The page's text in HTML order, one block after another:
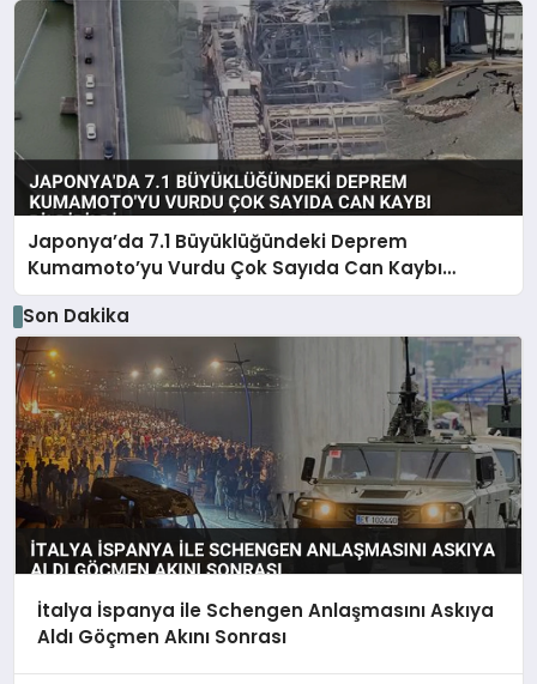
Japonya’da 7.1 Büyüklüğündeki Deprem
Kumamoto’yu Vurdu Çok Sayıda Can Kaybı
Bildirildi
Son Dakika
İtalya İspanya ile Schengen Anlaşmasını Askıya
Aldı Göçmen Akını Sonrası